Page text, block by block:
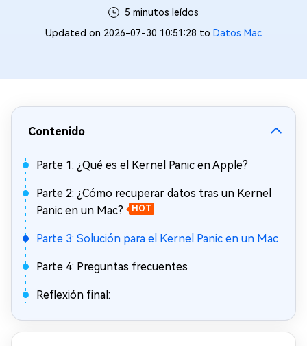
5 minutos leídos
Updated on 2026-07-30 10:51:28 to Datos Mac
Contenido
Parte 1: ¿Qué es el Kernel Panic en Apple?
Parte 2: ¿Cómo recuperar datos tras un Kernel
Panic en un Mac?
HOT
Parte 3: Solución para el Kernel Panic en un Mac
Parte 4: Preguntas frecuentes
Reflexión final: